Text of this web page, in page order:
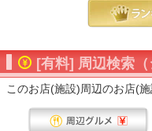
[有料] 周辺検索（
このお店(施設)周辺のお店(